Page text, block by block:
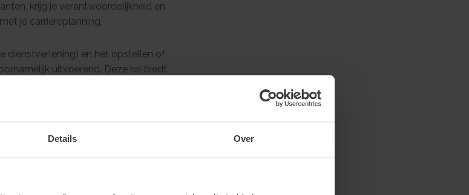
Details Over
krijg je verantwoordelijkheid en
je carrièreplanning,
dienstverlening) en het opstellen of
uitvoerend. Deze rol biedt
wilt blijven ontwikkelen!
persoonlijk en houden de lijnen
en vermogende particulieren. Een